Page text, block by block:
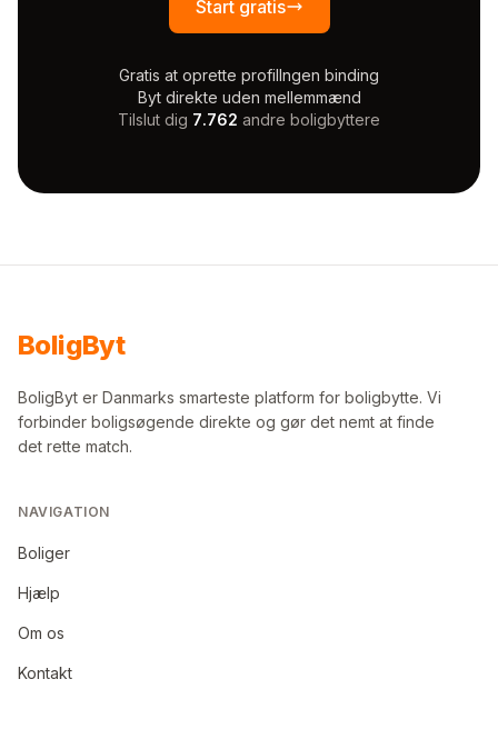
Start gratis
Gratis at oprette profilIngen binding
Byt direkte uden mellemmænd
Tilslut dig 7.762 andre boligbyttere
BoligByt
BoligByt er Danmarks smarteste platform for boligbytte. Vi
forbinder boligsøgende direkte og gør det nemt at finde
det rette match.
NAVIGATION
Boliger
Hjælp
Om os
Kontakt